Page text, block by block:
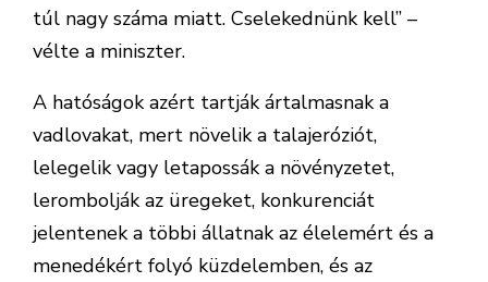
túl nagy száma miatt. Cselekednünk kell” –
vélte a miniszter.
A hatóságok azért tartják ártalmasnak a
vadlovakat, mert növelik a talajeróziót,
lelegelik vagy letapossák a növényzetet,
lerombolják az üregeket, konkurenciát
jelentenek a többi állatnak az élelemért és a
menedékért folyó küzdelemben, és az